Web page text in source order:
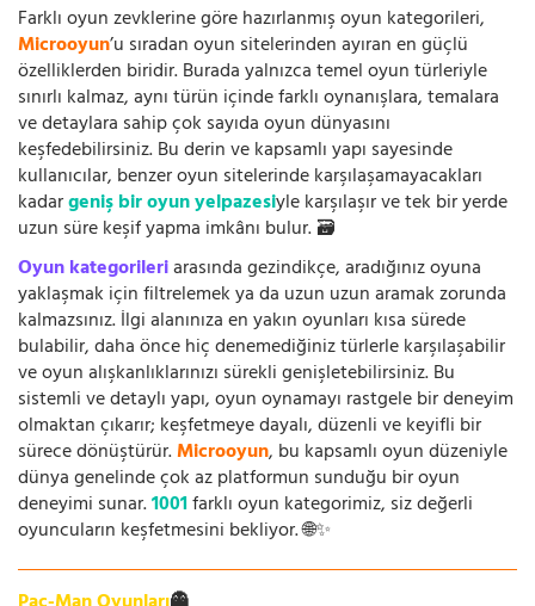
Farklı oyun zevklerine göre hazırlanmış oyun kategorileri,
Microoyun’u sıradan oyun sitelerinden ayıran en güçlü
özelliklerden biridir. Burada yalnızca temel oyun türleriyle
sınırlı kalmaz, aynı türün içinde farklı oynanışlara, temalara
ve detaylara sahip çok sayıda oyun dünyasını
keşfedebilirsiniz. Bu derin ve kapsamlı yapı sayesinde
kullanıcılar, benzer oyun sitelerinde karşılaşamayacakları
kadargeniş bir oyun yelpazesiyle karşılaşır ve tek bir yerde
uzun süre keşif yapma imkânı bulur. 🗃️
Oyun kategorileriarasında gezindikçe, aradığınız oyuna
yaklaşmak için filtrelemek ya da uzun uzun aramak zorunda
kalmazsınız. İlgi alanınıza en yakın oyunları kısa sürede
bulabilir, daha önce hiç denemediğiniz türlerle karşılaşabilir
ve oyun alışkanlıklarınızı sürekli genişletebilirsiniz. Bu
sistemli ve detaylı yapı, oyun oynamayı rastgele bir deneyim
olmaktan çıkarır; keşfetmeye dayalı, düzenli ve keyifli bir
sürece dönüştürür.Microoyun, bu kapsamlı oyun düzeniyle
dünya genelinde çok az platformun sunduğu bir oyun
deneyimi sunar.1001farklı oyun kategorimiz, siz değerli
oyuncuların keşfetmesini bekliyor. 🌐✨